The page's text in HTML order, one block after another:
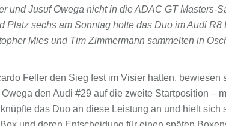
und Jusuf Owega nicht in die ADAC GT Masters-
Platz sechs am Sonntag holte das Duo im Audi
Mies und Tim Zimmermann sammelten in
Feller den Sieg fest im Visier hatten,
den Audi #29 auf die zweite Startposition –
das Duo an diese Leistung an und hielt